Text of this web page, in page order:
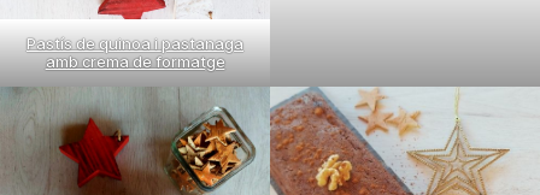
Pastís de quinoa i pastanaga
amb crema de formatge